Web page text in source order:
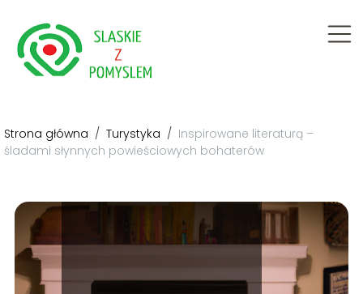
Strona główna / Turystyka / Inspirowane literaturą –
śladami słynnych powieściowych bohaterów